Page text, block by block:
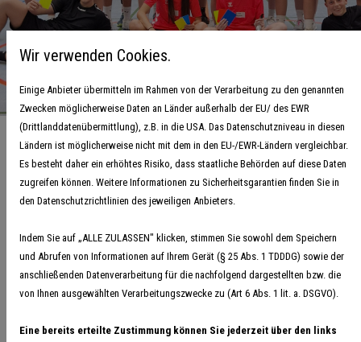
Vom Juniorschiedsrichter zur vollen
12. Oktober 2025
Hude. Am Samstag hat die Juniorschiedsrichterausbildung zum
Jungschiedsrichter:innen stattgefunden. Die Teilnehmenden haben
Wir verwenden Cookies.
Einige Anbieter übermitteln im Rahmen von der Verarbeitung zu den genannten
Zwecken möglicherweise Daten an Länder außerhalb der EU/ des EWR
(Drittlanddatenübermittlung), z.B. in die USA. Das Datenschutzniveau in diesen
Ländern ist möglicherweise nicht mit dem in den EU-/EWR-Ländern vergleichbar.
Es besteht daher ein erhöhtes Risiko, dass staatliche Behörden auf diese Daten
zugreifen können. Weitere Informationen zu Sicherheitsgarantien finden Sie in
den Datenschutzrichtlinien des jeweiligen Anbieters.
Indem Sie auf „ALLE ZULASSEN" klicken, stimmen Sie sowohl dem Speichern
und Abrufen von Informationen auf Ihrem Gerät (§ 25 Abs. 1 TDDDG) sowie der
anschließenden Datenverarbeitung für die nachfolgend dargestellten bzw. die
von Ihnen ausgewählten Verarbeitungszwecke zu (Art 6 Abs. 1 lit. a. DSGVO).
Eine bereits erteilte Zustimmung können Sie jederzeit über den links